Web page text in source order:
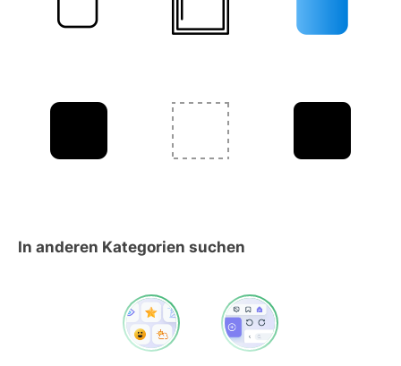
In anderen Kategorien suchen